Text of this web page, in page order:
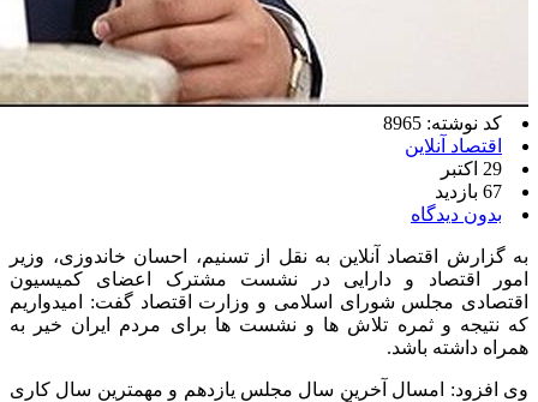
کد نوشته: 8965
اقتصاد آنلاین
29 اکتبر
67 بازدید
بدون دیدگاه
به گزارش اقتصاد آنلاین به نقل از تسنیم، احسان خاندوزی، وزیر
امور اقتصاد و دارایی در نشست مشترک اعضای کمیسیون
اقتصادی مجلس شورای اسلامی و وزارت اقتصاد گفت: امیدواریم
که نتیجه و ثمره تلاش ها و نشست ها برای مردم ایران خیر به
همراه داشته باشد.
وی افزود: امسال آخرین سال مجلس یازدهم و مهمترین سال کاری